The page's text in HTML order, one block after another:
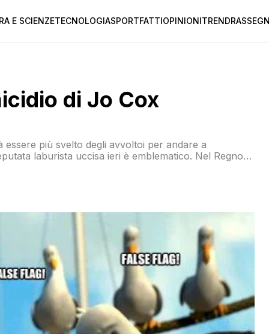
E SCIENZETECNOLOGIASPORTFATTIOPINIONITREND
di Jo Cox
più svelto degli avvoltoi per andare a
laburista uccisa ieri è emblematico. Nel Regno